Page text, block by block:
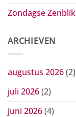
Zondagse Zenblik
ARCHIEVEN
augustus 2026(2)
juli 2026(2)
juni 2026(4)